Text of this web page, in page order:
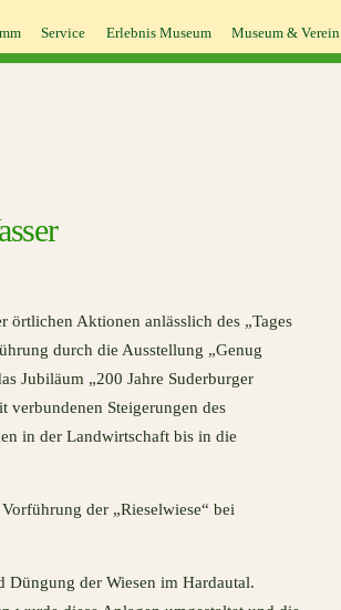
Service Erlebnis Museum Museum & Verein
örtlichen Aktionen anlässlich des „Tages
durch die Ausstellung „Genug
Jubiläum „200 Jahre Suderburger
verbundenen Steigerungen des
in der Landwirtschaft bis in die
der „Rieselwiese“ bei
Düngung der Wiesen im Hardautal.